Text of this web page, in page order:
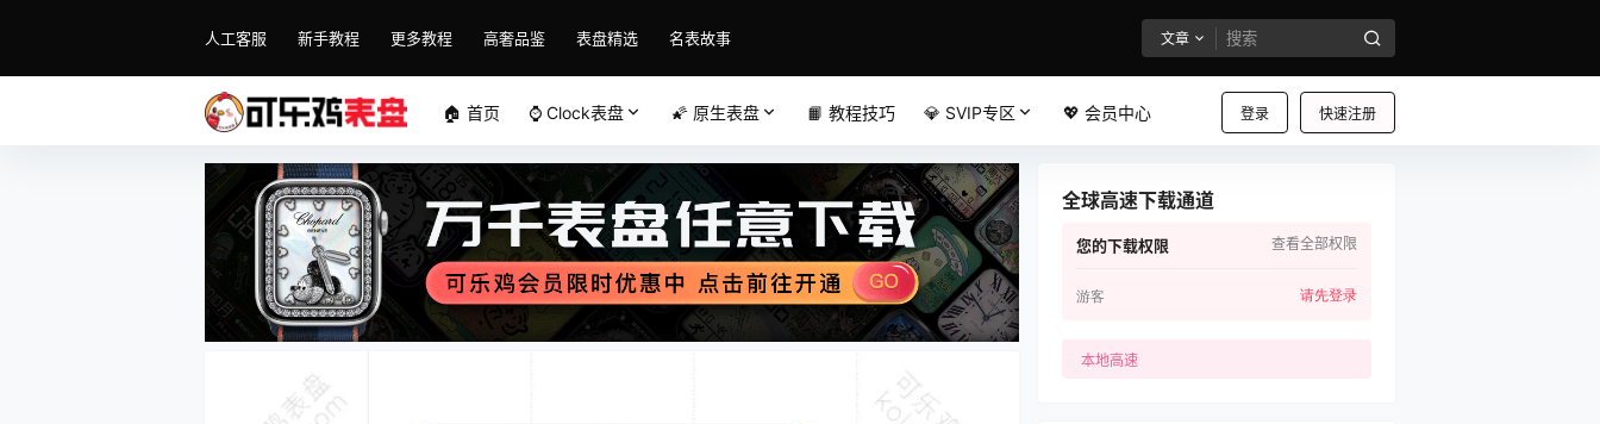
人工客服 新手教程 更多教程 高奢品鉴 表盘精选 名表故事 文章
登录 快速注册
🏠 首页 ⌚️ Clock表盘 🌠 原生表盘 📙 教程技巧 💎 SVIP专区 💖 会员中心
全球高速下载通道
您的下载权限 查看全部权限
游客 请先登录
本地高速